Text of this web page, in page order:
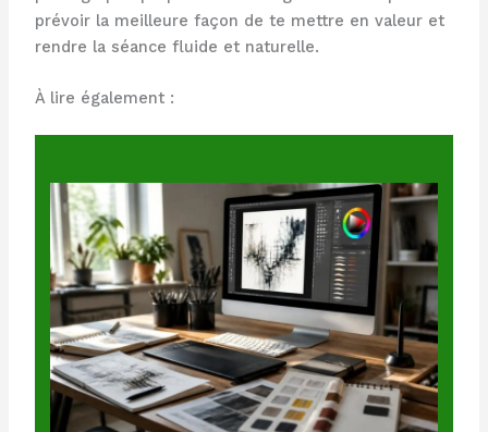
prévoir la meilleure façon de te mettre en valeur et
rendre la séance fluide et naturelle.
À lire également :